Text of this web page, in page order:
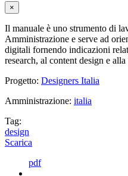
×
Il manuale è uno strumento di
Amministrazione e serve ad
digitali fornendo indicazioni
research, al content design e
Progetto: Designers Italia
Amministrazione: italia
Tag:
design
Scarica
pdf